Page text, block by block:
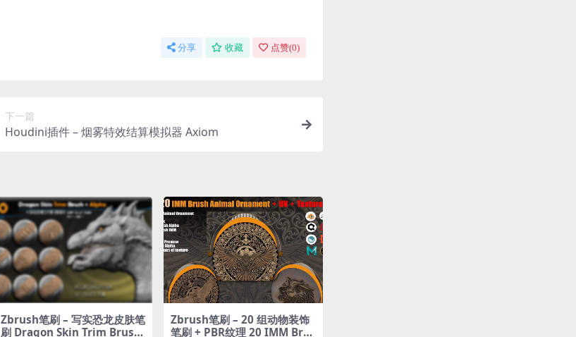
分享 收藏 点赞(0)
下一篇
Houdini插件 – 烟雾特效结算模拟器 Axiom
Zbrush笔刷 – 写实恐龙皮肤笔
刷 Dragon Skin Trim Brush
Zbrush笔刷 – 20 组动物装饰
笔刷 + PBR纹理 20 IMM Bru